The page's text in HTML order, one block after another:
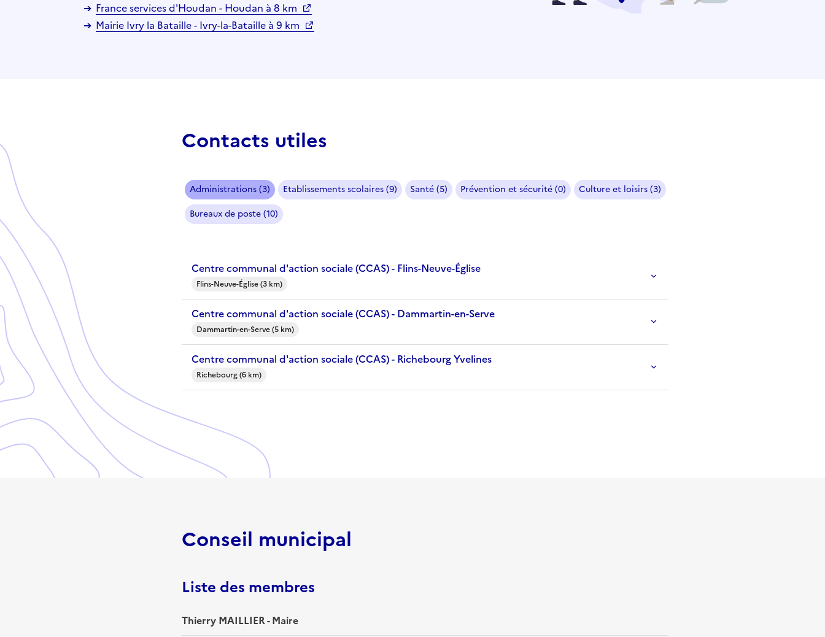
France services d'Houdan - Houdan à 8 km
Mairie Ivry la Bataille - Ivry-la-Bataille à 9 km
Contacts utiles
Administrations (3) Etablissements scolaires (9) Santé (5) Prévention et sécurité (0)
Culture et loisirs (3)
Bureaux de poste (10)
Centre communal d'action sociale (CCAS) - Flins-Neuve-Église
Flins-Neuve-Église (3 km)
Centre communal d'action sociale (CCAS) - Dammartin-en-Serve
Dammartin-en-Serve (5 km)
Centre communal d'action sociale (CCAS) - Richebourg Yvelines
Richebourg (6 km)
Conseil municipal
Liste des membres
Thierry MAILLIER - Maire